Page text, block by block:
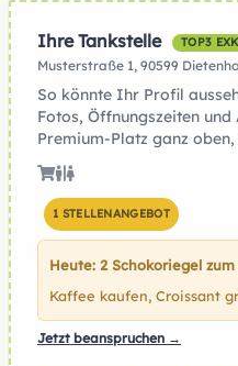
Ihre Tankstelle TOP3
Musterstraße 1, 90599
So könnte Ihr Profil
Fotos, Öffnungszeiten
Premium-Platz ganz
1 STELLENANGEBOT
Heute: 2 Schokoriegel
Kaffee kaufen, Croissant
Jetzt beanspruchen →